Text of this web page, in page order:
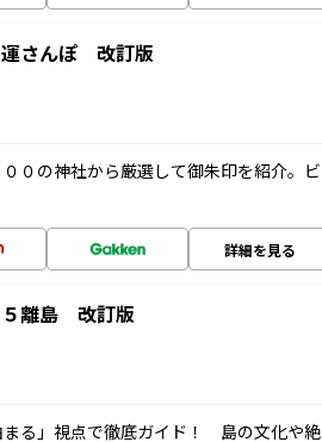
さんぽ 改訂版
０の神社から厳選して御朱印を紹介。ビ
詳細を見る
離島 改訂版
る」視点で徹底ガイド！ 島の文化や絶